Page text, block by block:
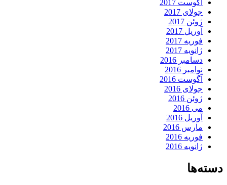
آگوست 2017
جولای 2017
ژوئن 2017
آوریل 2017
فوریه 2017
ژانویه 2017
دسامبر 2016
نوامبر 2016
آگوست 2016
جولای 2016
ژوئن 2016
می 2016
آوریل 2016
مارس 2016
فوریه 2016
ژانویه 2016
دسته‌ها